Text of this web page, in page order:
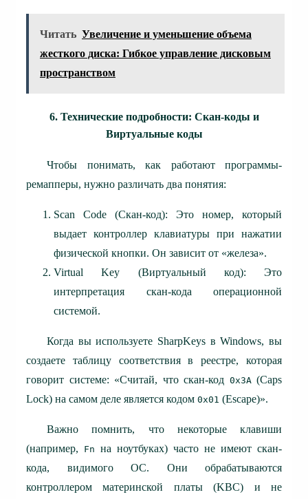
Читать Увеличение и уменьшение объема
жесткого диска: Гибкое управление дисковым
пространством
6. Технические подробности: Скан-коды и
Виртуальные коды
Чтобы понимать, как работают программы-
ремапперы, нужно различать два понятия:
Scan Code (Скан-код): Это номер, который
выдает контроллер клавиатуры при нажатии
физической кнопки. Он зависит от «железа».
Virtual Key (Виртуальный код): Это
интерпретация скан-кода операционной
системой.
Когда вы используете SharpKeys в Windows, вы
создаете таблицу соответствия в реестре, которая
говорит системе: «Считай, что скан-код 0x3A(Caps
Lock) на самом деле является кодом 0x01 (Escape)».
Важно помнить, что некоторые клавиши
(например,
Fn на ноутбуках) часто не имеют скан-
кода, видимого ОС. Они обрабатываются
контроллером материнской платы (KBC) и не